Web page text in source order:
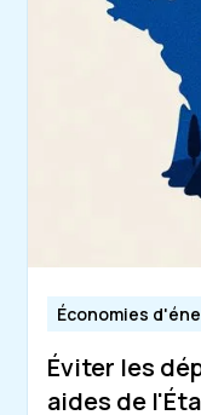
Économies
Éviter les
aides de